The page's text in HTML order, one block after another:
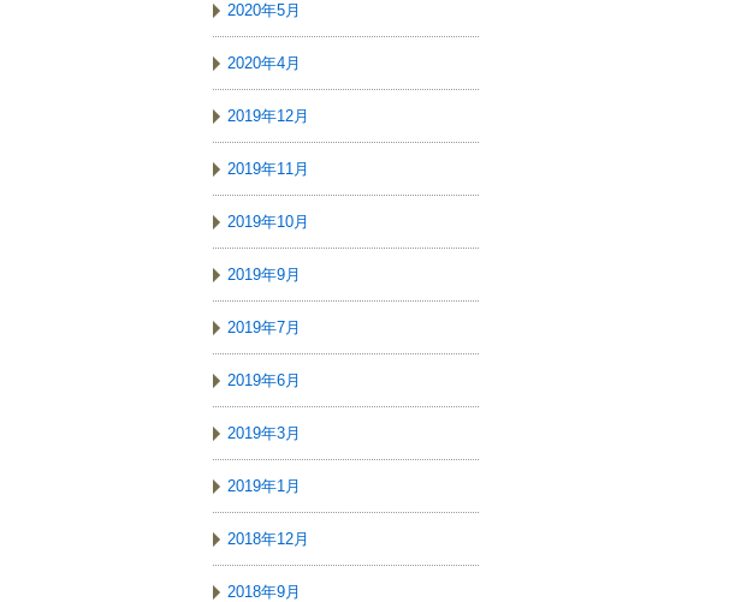
2020年5月
2020年4月
2019年12月
2019年11月
2019年10月
2019年9月
2019年7月
2019年6月
2019年3月
2019年1月
2018年12月
2018年9月